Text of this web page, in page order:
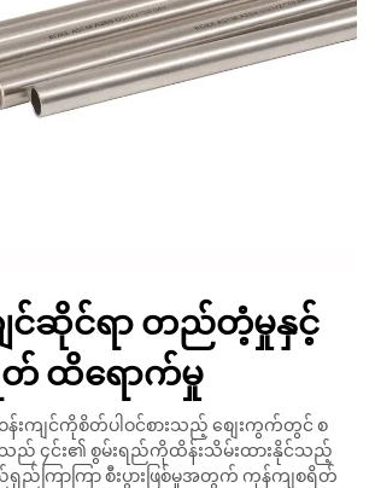
င်ဆိုင်ရာ တည်တံ့မှုနှင့်
ထိရောက်မှု
းကျင်ကိုစိတ်ပါဝင်စားသည့် စျေးကွက်တွင် စ
ည် ၄င်း၏ စွမ်းရည်ကိုထိန်းသိမ်းထားနိုင်သည့်
ရှည်ကြာကြာ စီးပွားဖြစ်မှုအတွက် ကုန်ကျစရိတ်